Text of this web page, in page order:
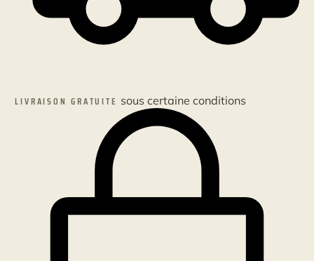
LIVRAISON GRATUITE sous certaine conditions